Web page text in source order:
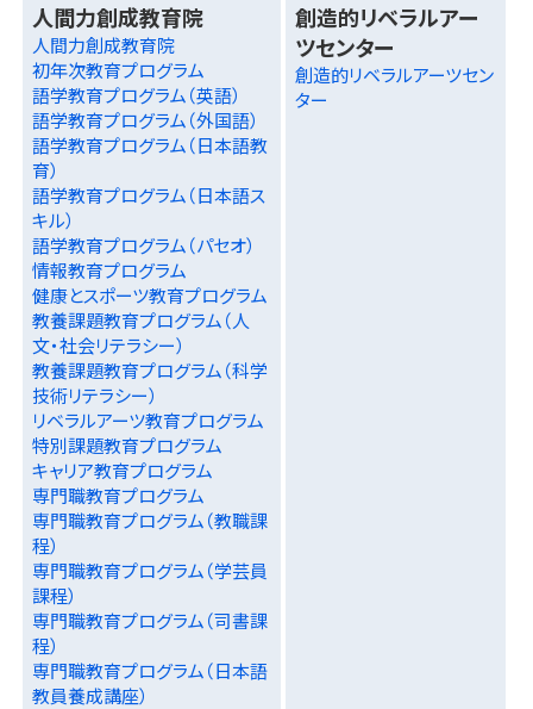
人間力創成教育院
人間力創成教育院
初年次教育プログラム
語学教育プログラム（英語）
語学教育プログラム（外国語）
語学教育プログラム（日本語教
育）
語学教育プログラム（日本語ス
キル）
語学教育プログラム（パセオ）
情報教育プログラム
健康とスポーツ教育プログラム
教養課題教育プログラム（人
文・社会リテラシー）
教養課題教育プログラム（科学
技術リテラシー）
リベラルアーツ教育プログラム
特別課題教育プログラム
キャリア教育プログラム
専門職教育プログラム
専門職教育プログラム（教職課
程）
専門職教育プログラム（学芸員
課程）
専門職教育プログラム（司書課
程）
専門職教育プログラム（日本語
教員養成講座）
創造的リベラルアー
ツセンター
創造的リベラルアーツセン
ター